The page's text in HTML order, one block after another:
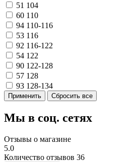
51 104
60 110
94 110-116
53 116
92 116-122
54 122
90 122-128
57 128
93 128-134
Мы в соц. сетях
Отзывы о магазине
5.0
Количество отзывов 36